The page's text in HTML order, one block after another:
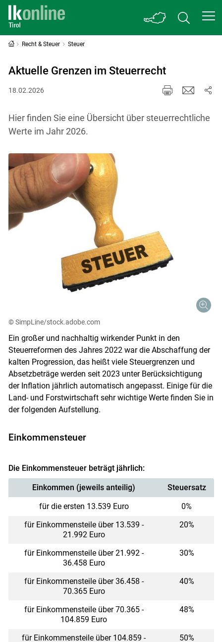
Recht & Steuer Steuer
Aktuelle Grenzen im Steuerrecht
18.02.2026
Hier finden Sie eine Übersicht über steuerrechtliche
Werte im Jahr 2026.
© SimpLine/stock.adobe.com
Ein großer und nachhaltig wirkender Punkt in den
Steuerreformen des Jahres 2022 war die Abschaffung der
kalten Progression, das heißt viele Steuergrenzen und
Absetzbeträge werden seit 2023 unter Berücksichtigung
der Inflation jährlich automatisch angepasst. Einige für die
Land- und Forstwirtschaft sehr wichtige Werte finden Sie in
der folgenden Aufstellung.
Einkommensteuer
Die Einkommensteuer beträgt jährlich:
Einkommen (jeweils anteilig)
Steuersatz
für die ersten 13.539 Euro
0%
für Einkommensteile über 13.539 -
21.992 Euro
20%
für Einkommensteile über 21.992 -
36.458 Euro
30%
für Einkommensteile über 36.458 -
70.365 Euro
40%
für Einkommensteile über 70.365 -
104.859 Euro
48%
für Einkommensteile über 104.859 -
50%